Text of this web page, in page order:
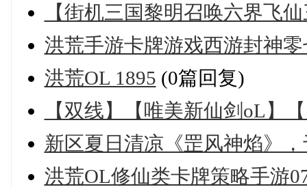
【街机三国黎明召唤六界飞
洪荒手游卡牌游戏西游封神
洪荒OL 1895 (0篇回复)
【双线】【唯美新仙剑oL】
新区夏日清凉《罡风神焰》
洪荒OL修仙类卡牌策略手游